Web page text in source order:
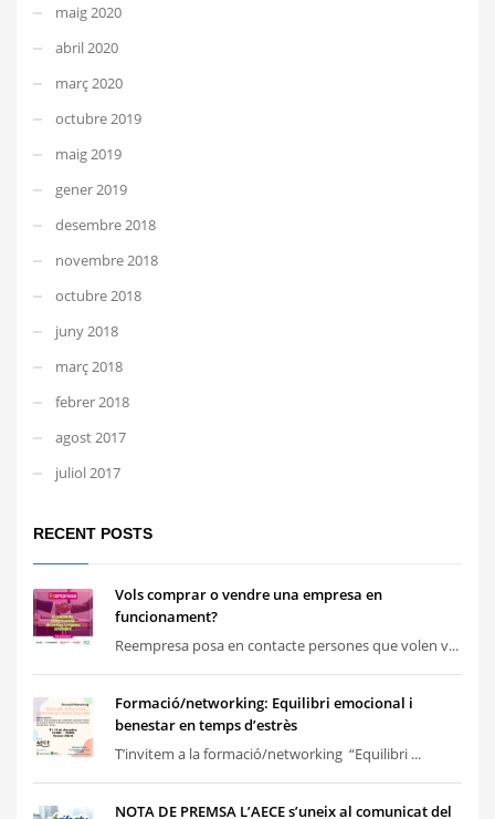
maig 2020
abril 2020
març 2020
octubre 2019
maig 2019
gener 2019
desembre 2018
novembre 2018
octubre 2018
juny 2018
març 2018
febrer 2018
agost 2017
juliol 2017
RECENT POSTS
Vols comprar o vendre una empresa en
funcionament?
Reempresa posa en contacte persones que volen v...
Formació/networking: Equilibri emocional i
benestar en temps d’estrès
T’invitem a la formació/networking “Equilibri ...
NOTA DE PREMSA L’AECE s’uneix al comunicat del